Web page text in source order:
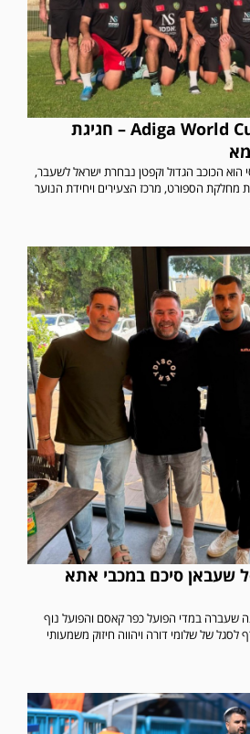
הצלחה לטורניר Adiga World Cup – חגיגת
הוא הכוכב הגדול וקפטן נבחרת ישראל לשעבר,
מחלקת הספורט, מרכז הצעירים ויחידת הנוער
שעבאן סיכם במכבי אתא
במדי הפועל כפר קאסם והפועל נוף
לסגל של שלומי דורה ויהווה חיזוק משמעותי